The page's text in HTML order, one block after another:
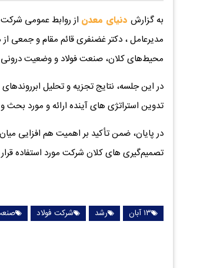
به گزارش دنیای معدن از روابط عمومی شرکت
مدیرعامل ، دکتر غضنفری قائم مقام و جمعی
محیط‌های کلان، صنعت فولاد و وضعیت
در این جلسه، نتایج تجزیه و تحلیل
تدوین استراتژی‌ های آینده ارائه و مورد بحث و
در پایان، ضمن تأکید بر اهمیت هم‌ افزایی
تصمیم‌گیری‌ های کلان شرکت مورد استفاده قرار
۱۳ آبان رشد شرکت فولاد